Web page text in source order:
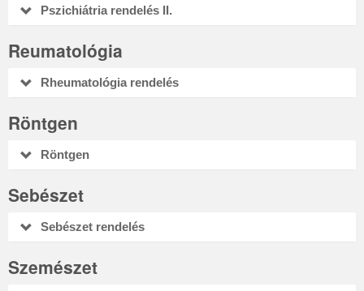
Pszichiátria rendelés II.
Reumatológia
Rheumatológia rendelés
Röntgen
Röntgen
Sebészet
Sebészet rendelés
Szemészet